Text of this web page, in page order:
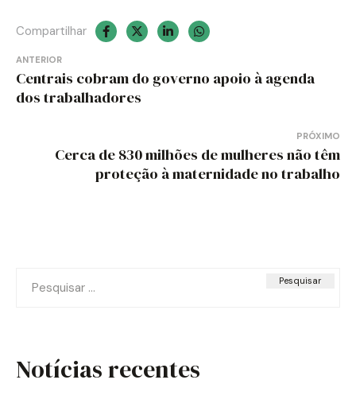
Compartilhar
Navegação
de
ANTERIOR
Centrais cobram do governo apoio à agenda
dos trabalhadores
PRÓXIMO
Cerca de 830 milhões de mulheres não têm
proteção à maternidade no trabalho
por:
Notícias recentes